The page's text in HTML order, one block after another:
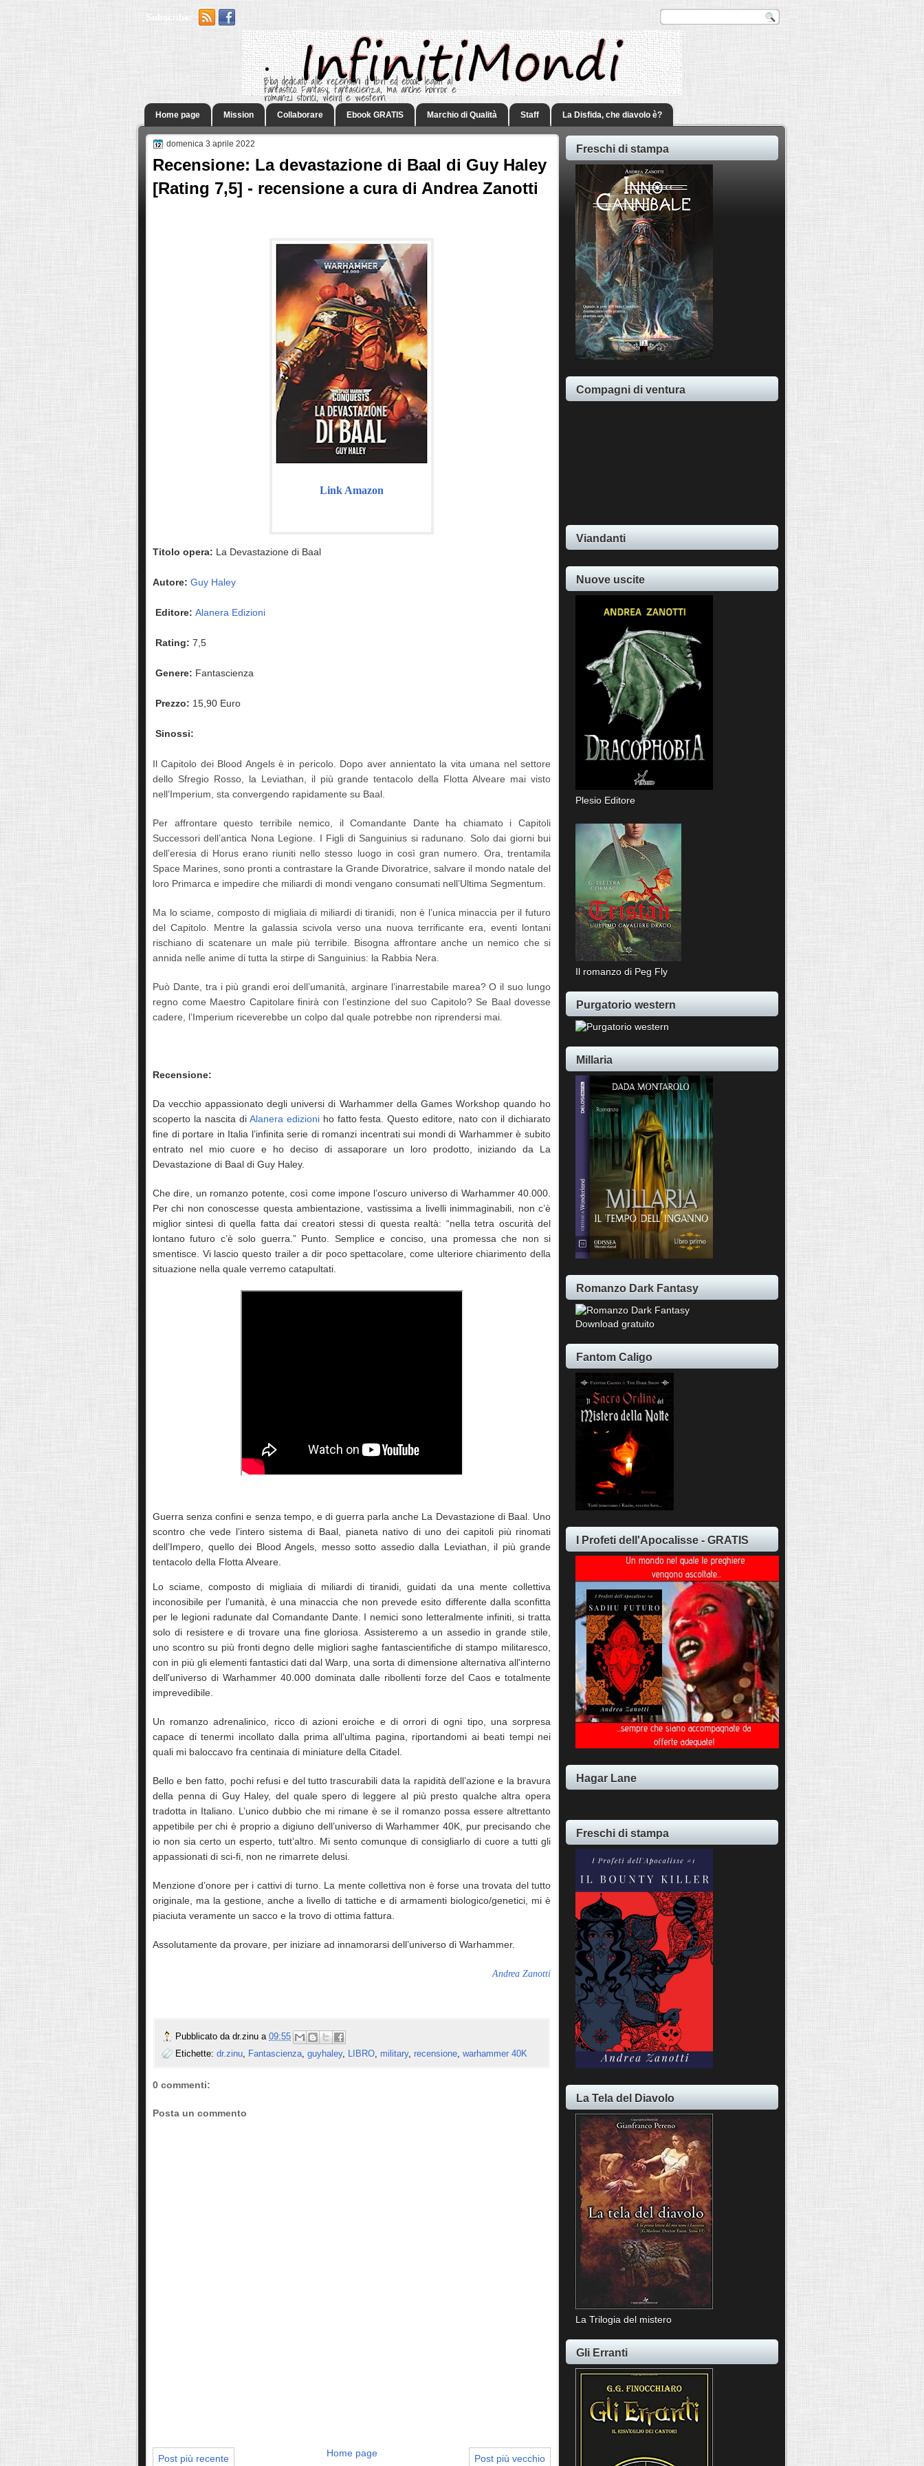
Subscribe:
.
Blog dedicato alle recensioni di libri ed ebook legati al
fantastico. Fantasy, fantascienza, ma anche horror e
romanzi storici, weird e western.
Home page Mission Collaborare Ebook GRATIS Marchio di Qualità Staff La Disfida, che diavolo è?
domenica 3 aprile 2022
Recensione: La devastazione di Baal di Guy Haley
[Rating 7,5] - recensione a cura di Andrea Zanotti
Link Amazon
Titolo opera: La Devastazione di Baal
Autore: Guy Haley
Editore: Alanera Edizioni
Rating: 7,5
Genere: Fantascienza
Prezzo: 15,90 Euro
Sinossi:
Il Capitolo dei Blood Angels è in pericolo. Dopo aver annientato la vita umana nel settore
dello Sfregio Rosso, la Leviathan, il più grande tentacolo della Flotta Alveare mai visto
nell’Imperium, sta convergendo rapidamente su Baal.
Per affrontare questo terribile nemico, il Comandante Dante ha chiamato i Capitoli
Successori dell’antica Nona Legione. I Figli di Sanguinius si radunano. Solo dai giorni bui
dell’eresia di Horus erano riuniti nello stesso luogo in così gran numero. Ora, trentamila
Space Marines, sono pronti a contrastare la Grande Divoratrice, salvare il mondo natale del
loro Primarca e impedire che miliardi di mondi vengano consumati nell’Ultima Segmentum.
Ma lo sciame, composto di migliaia di miliardi di tiranidi, non è l’unica minaccia per il futuro
del Capitolo. Mentre la galassia scivola verso una nuova terrificante era, eventi lontani
rischiano di scatenare un male più terribile. Bisogna affrontare anche un nemico che si
annida nelle anime di tutta la stirpe di Sanguinius: la Rabbia Nera.
Può Dante, tra i più grandi eroi dell’umanità, arginare l’inarrestabile marea? O il suo lungo
regno come Maestro Capitolare finirà con l’estinzione del suo Capitolo? Se Baal dovesse
cadere, l’Imperium riceverebbe un colpo dal quale potrebbe non riprendersi mai.
Recensione:
Da vecchio appassionato degli universi di Warhammer della Games Workshop quando ho
scoperto la nascita di Alanera edizioni ho fatto festa. Questo editore, nato con il dichiarato
fine di portare in Italia l’infinita serie di romanzi incentrati sui mondi di Warhammer è subito
entrato nel mio cuore e ho deciso di assaporare un loro prodotto, iniziando da La
Devastazione di Baal di Guy Haley.
Che dire, un romanzo potente, così come impone l’oscuro universo di Warhammer 40.000.
Per chi non conoscesse questa ambientazione, vastissima a livelli inimmaginabili, non c’è
miglior sintesi di quella fatta dai creatori stessi di questa realtà: “nella tetra oscurità del
lontano futuro c’è solo guerra.” Punto. Semplice e conciso, una promessa che non si
smentisce. Vi lascio questo trailer a dir poco spettacolare, come ulteriore chiarimento della
situazione nella quale verremo catapultati.
Guerra senza confini e senza tempo, e di guerra parla anche La Devastazione di Baal. Uno
scontro che vede l’intero sistema di Baal, pianeta nativo di uno dei capitoli più rinomati
dell’Impero, quello dei Blood Angels, messo sotto assedio dalla Leviathan, il più grande
tentacolo della Flotta Alveare.
Lo sciame, composto di migliaia di miliardi di tiranidi, guidati da una mente collettiva
inconosibile per l’umanità, è una minaccia che non prevede esito differente dalla sconfitta
per le legioni radunate dal Comandante Dante. I nemici sono letteralmente infiniti, si tratta
solo di resistere e di trovare una fine gloriosa. Assisteremo a un assedio in grande stile,
uno scontro su più fronti degno delle migliori saghe fantascientifiche di stampo militaresco,
con in più gli elementi fantastici dati dal Warp, una sorta di dimensione alternativa all'interno
dell'universo di Warhammer 40.000 dominata dalle ribollenti forze del Caos e totalmente
imprevedibile.
Un romanzo adrenalinico, ricco di azioni eroiche e di orrori di ogni tipo, una sorpresa
capace di tenermi incollato dalla prima all’ultima pagina, riportandomi ai beati tempi nei
quali mi baloccavo fra centinaia di miniature della Citadel.
Bello e ben fatto, pochi refusi e del tutto trascurabili data la rapidità dell’azione e la bravura
della penna di Guy Haley, del quale spero di leggere al più presto qualche altra opera
tradotta in Italiano. L’unico dubbio che mi rimane è se il romanzo possa essere altrettanto
appetibile per chi è proprio a digiuno dell’universo di Warhammer 40K, pur precisando che
io non sia certo un esperto, tutt’altro. Mi sento comunque di consigliarlo di cuore a tutti gli
appassionati di sci-fi, non ne rimarrete delusi.
Menzione d’onore per i cattivi di turno. La mente collettiva non è forse una trovata del tutto
originale, ma la gestione, anche a livello di tattiche e di armamenti biologico/genetici, mi è
piaciuta veramente un sacco e la trovo di ottima fattura.
Assolutamente da provare, per iniziare ad innamorarsi dell’universo di Warhammer.
Andrea Zanotti
Pubblicato da dr.zinu a 09:55
Etichette: dr.zinu, Fantascienza, guyhaley, LIBRO, military, recensione, warhammer 40K
0 commenti:
Posta un commento
Post più recente Post più vecchio
Home page
Freschi di stampa
Compagni di ventura
Viandanti
Nuove uscite
Plesio Editore
Il romanzo di Peg Fly
Purgatorio western
Millaria
Romanzo Dark Fantasy
Download gratuito
Fantom Caligo
I Profeti dell'Apocalisse - GRATIS
Hagar Lane
Freschi di stampa
La Tela del Diavolo
La Trilogia del mistero
Gli Erranti